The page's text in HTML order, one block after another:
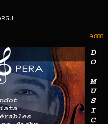
9 888